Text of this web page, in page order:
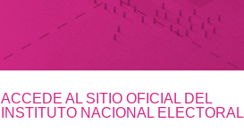
ACCEDE AL SITIO OFICIAL DEL
INSTITUTO NACIONAL ELECTORAL